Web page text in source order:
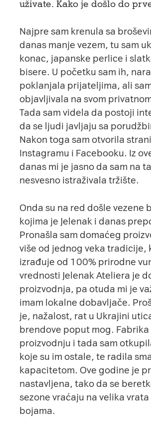
uživate. Kako je došlo do
Najpre sam krenula sa
danas manje vezem, tu sam
konac, japanske perlice i
bisere. U početku sam ih,
poklanjala prijateljima, ali
objavljivala na svom
Tada sam videla da postoji
da se ljudi javljaju sa
Nakon toga sam otvorila
Instagramu i Facebooku. Iz
danas mi je jasno da sam na
nesvesno istraživala tržište.
Onda su na red došle vezene
kojima je Jelenak i danas
Pronašla sam domaćeg
više od jednog veka tradicije,
izrađuje od 100% prirodne
vrednosti Jelenak Ateliera je
proizvodnja, pa otuda mi je
imam lokalne dobavljače.
je, nažalost, rat u Ukrajini
brendove poput mog.
proizvodnju i tada sam
koje su im ostale, te radila
kapacitetom. Ove godine je
nastavljena, tako da se
sezone vraćaju na velika vrata
bojama.